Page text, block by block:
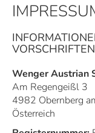
VORSCHRIFTEN
Wenger Austrian
Am Regengeißl 3
4982 Obernberg
Österreich